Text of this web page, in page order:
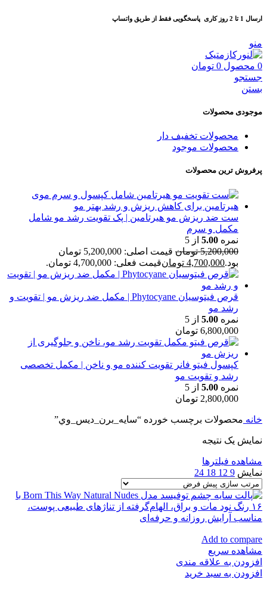
ارسال 1 تا 2 روز کاری پاسخگویی فقط از طریق واتساپ
منو
0 محصول 0 تومان
جستجو
بستن
موجودی محصولات
محصولات تخفیف دار
محصولات موجود
پرفروش ترین محصولات
ست ضد ریزش مو هیرتامین | پک تقویت رشد مو شامل
مکمل و سرم
نمره 5.00 از 5
5,200,000 تومان
قیمت اصلی: 5,200,000 تومان
بود.4,700,000 تومانقیمت فعلی: 4,700,000 تومان.
قرص فیتوسیان Phytocyane | مکمل ضد ریزش مو | تقویت و
رشد مو
نمره 5.00 از 5
6,800,000 تومان
کپسول فیتو فانر تقویت کننده مو و ناخن | مکمل تخصصی
رشد و تقویت مو
نمره 5.00 از 5
2,800,000 تومان
خانه محصولات برچسب خورده “سايه_برن_ديس_وي”
نمایش یک نتیجه
مشاهده فیلترها
نمایش 9
12
18
24
Add to compare
مشاهده سریع
افزودن به علاقه مندی
افزودن به سبد خرید